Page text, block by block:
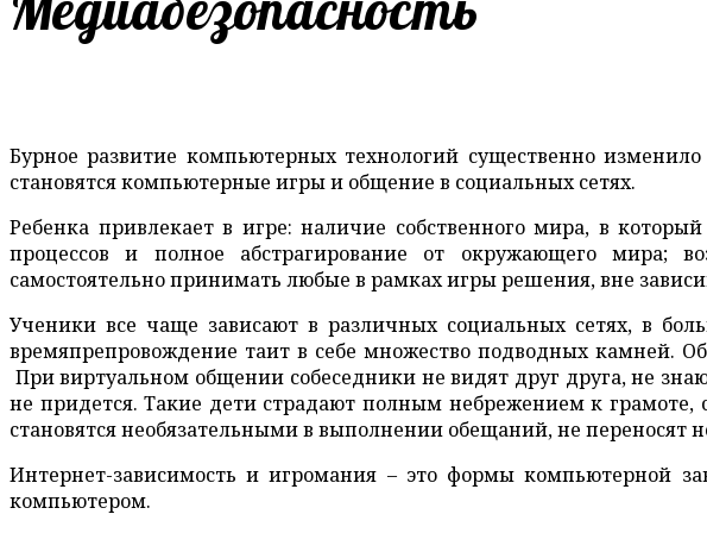
Бурное развитие компьютерных технологий существенно
становятся компьютерные игры и общение в социальных сетях.
Ребенка привлекает в игре: наличие собственного мира, в
процессов и полное абстрагирование от окружающего мира;
самостоятельно принимать любые в рамках игры решения, вне
Ученики все чаще зависают в различных социальных сетях, в
времяпрепровождение таит в себе множество подводных камней.
При виртуальном общении собеседники не видят друг друга, не
не придется. Такие дети страдают полным небрежением к
становятся необязательными в выполнении обещаний, не
Интернет-зависимость и игромания – это формы компьютерной
компьютером.